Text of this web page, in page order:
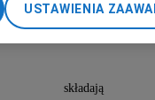
Heleny
składają
i Agora S.A.
geolokalizacyjnych.
na urządzeniu
USTAWIENIA